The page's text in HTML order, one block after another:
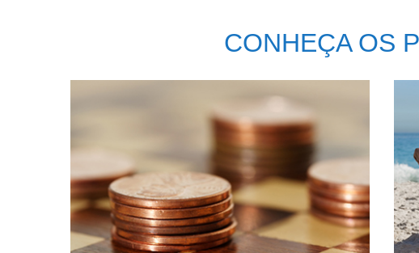
CONHEÇA OS